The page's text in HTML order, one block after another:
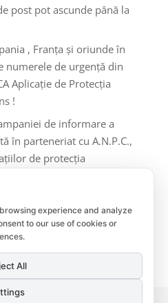
post pot ascunde până la
, Franța și oriunde în
numerele de urgență din
Aplicație de Protecția
!
de informare a
în parteneriat cu A.N.P.C.,
de protecția
experience and analyze
to our use of cookies or
All